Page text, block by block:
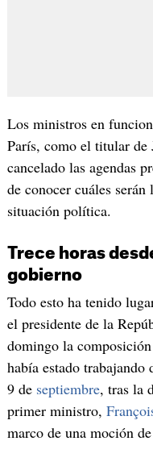
Los ministros en
París, como el titular
cancelado las agendas
de conocer cuáles serán
situación política.
Trece horas
gobierno
Todo esto ha tenido
el presidente de la
domingo la
había estado
9 de septiembre, tras la
primer ministro,
marco de una moción